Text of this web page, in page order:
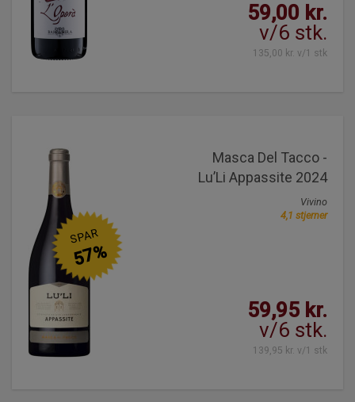
59,00 kr.
v/6 stk.
135,00 kr. v/1 stk
Masca Del Tacco -
Lu’Li Appassite 2024
Vivino
4,1 stjerner
59,95 kr.
v/6 stk.
139,95 kr. v/1 stk
SPAR
57%